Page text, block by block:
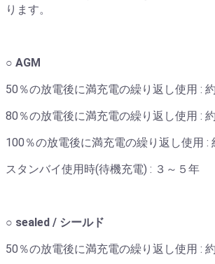
ります。
○ AGM
50％の放電後に満充電の繰り返し使用 :
80％の放電後に満充電の繰り返し使用 :
100％の放電後に満充電の繰り返し使用 :
スタンバイ使用時(待機充電) : ３～５年
○ sealed / シールド
50％の放電後に満充電の繰り返し使用 :